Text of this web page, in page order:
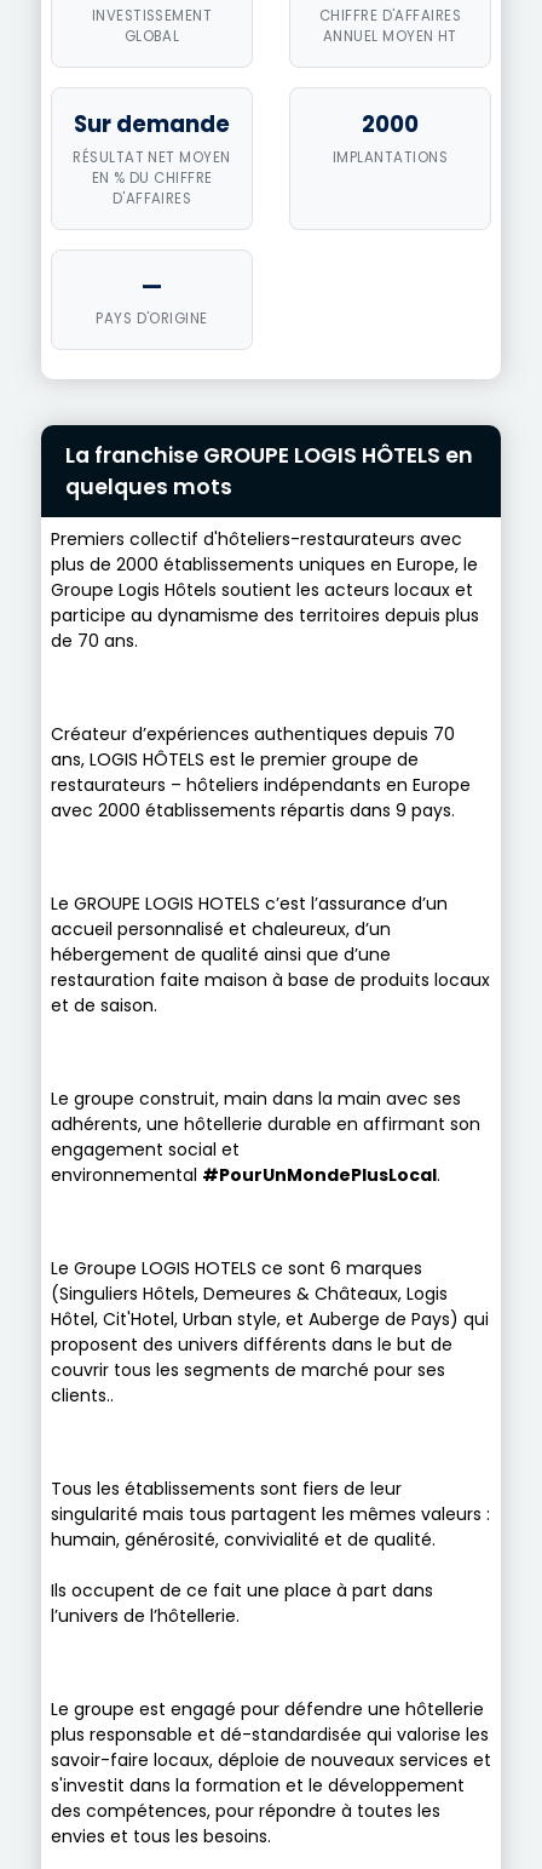
INVESTISSEMENT
GLOBAL
CHIFFRE D'AFFAIRES
ANNUEL MOYEN HT
Sur demande
RÉSULTAT NET MOYEN
EN % DU CHIFFRE
D'AFFAIRES
2000
IMPLANTATIONS
—
PAYS D'ORIGINE
La franchise GROUPE LOGIS HÔTELS en
quelques mots
Premiers collectif d'hôteliers-restaurateurs avec
plus de 2000 établissements uniques en Europe, le
Groupe Logis Hôtels soutient les acteurs locaux et
participe au dynamisme des territoires depuis plus
de 70 ans.
Créateur d’expériences authentiques depuis 70
ans, LOGIS HÔTELS est le premier groupe de
restaurateurs – hôteliers indépendants en Europe
avec 2000 établissements répartis dans 9 pays.
Le GROUPE LOGIS HOTELS c’est l’assurance d’un
accueil personnalisé et chaleureux, d’un
hébergement de qualité ainsi que d’une
restauration faite maison à base de produits locaux
et de saison.
Le groupe construit, main dans la main avec ses
adhérents, une hôtellerie durable en affirmant son
engagement social et
environnemental #PourUnMondePlusLocal.
Le Groupe LOGIS HOTELS ce sont 6 marques
(Singuliers Hôtels, Demeures & Châteaux, Logis
Hôtel, Cit'Hotel, Urban style, et Auberge de Pays) qui
proposent des univers différents dans le but de
couvrir tous les segments de marché pour ses
clients..
Tous les établissements sont fiers de leur
singularité mais tous partagent les mêmes valeurs :
humain, générosité, convivialité et de qualité.
Ils occupent de ce fait une place à part dans
l’univers de l’hôtellerie.
Le groupe est engagé pour défendre une hôtellerie
plus responsable et dé-standardisée qui valorise les
savoir-faire locaux, déploie de nouveaux services et
s'investit dans la formation et le développement
des compétences, pour répondre à toutes les
envies et tous les besoins.